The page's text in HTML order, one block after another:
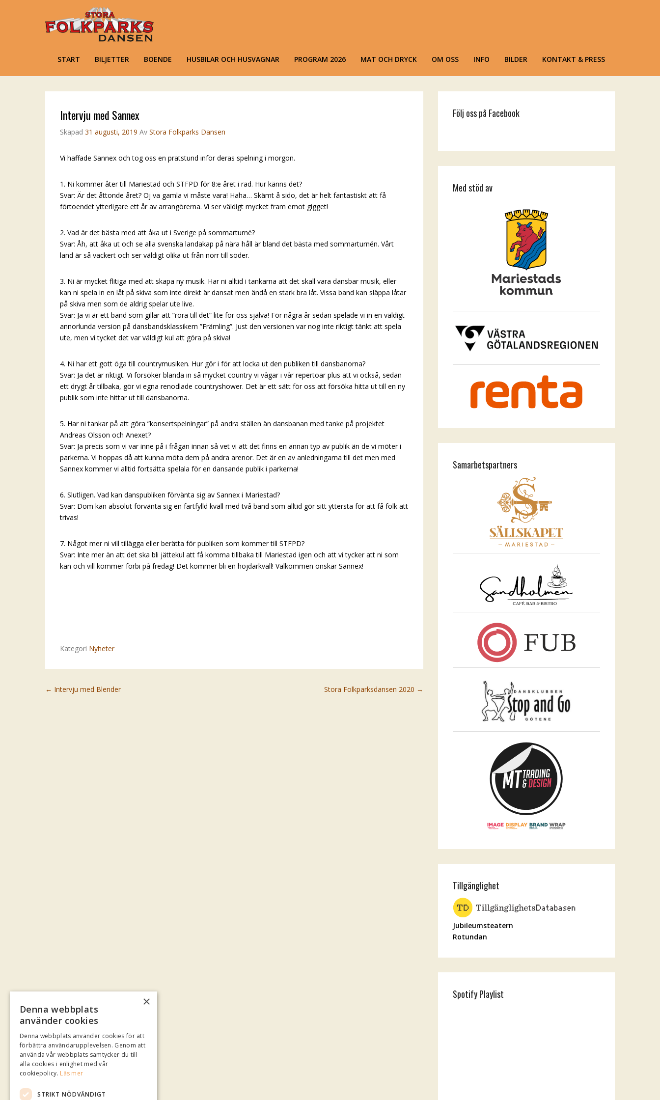
Karlsholme Folkets Park, Mariestad
Primary Menu
Skip to content
START BILJETTER BOENDE HUSBILAR OCH HUSVAGNAR PROGRAM 2026 MAT OCH DRYCK OM OSS INFO BILDER KONTAKT & PRESS
Intervju med Sannex
Skapad 31 augusti, 2019 Av Stora Folkparks Dansen
Vi haffade Sannex och tog oss en pratstund inför deras spelning i morgon.
1. Ni kommer åter till Mariestad och STFPD för 8:e året i rad. Hur känns det?
Svar: Är det åttonde året? Oj va gamla vi måste vara! Haha… Skämt å sido, det är helt fantastiskt att få
förtoendet ytterligare ett år av arrangörerna. Vi ser väldigt mycket fram emot gigget!
2. Vad är det bästa med att åka ut i Sverige på sommarturné?
Svar: Åh, att åka ut och se alla svenska landakap på nära håll är bland det bästa med sommarturnén. Vårt
land är så vackert och ser väldigt olika ut från norr till söder.
3. Ni är mycket flitiga med att skapa ny musik. Har ni alltid i tankarna att det skall vara dansbar musik, eller
kan ni spela in en låt på skiva som inte direkt är dansat men ändå en stark bra låt. Vissa band kan släppa låtar
på skiva men som de aldrig spelar ute live.
Svar: Ja vi är ett band som gillar att ”röra till det” lite för oss själva! För några år sedan spelade vi in en väldigt
annorlunda version på dansbandsklassikern ”Främling”. Just den versionen var nog inte riktigt tänkt att spela
ute, men vi tycket det var väldigt kul att göra på skiva!
4. Ni har ett gott öga till countrymusiken. Hur gör i för att locka ut den publiken till dansbanorna?
Svar: Ja det är riktigt. Vi försöker blanda in så mycket country vi vågar i vår repertoar plus att vi också, sedan
ett drygt år tillbaka, gör vi egna renodlade countryshower. Det är ett sätt för oss att försöka hitta ut till en ny
publik som inte hittar ut till dansbanorna.
5. Har ni tankar på att göra ”konsertspelningar” på andra ställen än dansbanan med tanke på projektet
Andreas Olsson och Anexet?
Svar: Ja precis som vi var inne på i frågan innan så vet vi att det finns en annan typ av publik än de vi möter i
parkerna. Vi hoppas då att kunna möta dem på andra arenor. Det är en av anledningarna till det men med
Sannex kommer vi alltid fortsätta spelala för en dansande publik i parkerna!
6. Slutligen. Vad kan danspubliken förvänta sig av Sannex i Mariestad?
Svar: Dom kan absolut förvänta sig en fartfylld kväll med två band som alltid gör sitt yttersta för att få folk att
trivas!
7. Något mer ni vill tillägga eller berätta för publiken som kommer till STFPD?
Svar: Inte mer än att det ska bli jättekul att få komma tillbaka till Mariestad igen och att vi tycker att ni som
kan och vill kommer förbi på fredag! Det kommer bli en höjdarkväll! Välkommen önskar Sannex!
Kategori Nyheter
Post navigation
← Intervju med Blender Stora Folkparksdansen 2020 →
Följ oss på Facebook
Med stöd av
Samarbetspartners
Tillgänglighet
Jubileumsteatern
Rotundan
Spotify Playlist
×
Denna webbplats
använder cookies
Denna webbplats använder cookies för att
förbättra användarupplevelsen. Genom att
använda vår webbplats samtycker du till
alla cookies i enlighet med vår
cookiepolicy. Läs mer
STRIKT NÖDVÄNDIGT